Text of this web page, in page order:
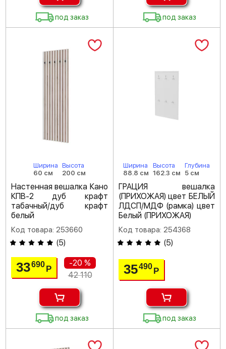
под заказ под заказ
Ширина
60 см
Высота
200 см
Настенная вешалка Кано
КПВ-2 дуб крафт
табачный/дуб крафт
белый
Код товара: 253660
(5)
33690Р
-20 %
42 110
под заказ
Ширина
88.8 см
Высота
162.3 см
Глубина
5 см
ГРАЦИЯ вешалка
(ПРИХОЖАЯ) цвет БЕЛЫЙ
ЛДСП/МДФ (рамка) цвет
Белый (ПРИХОЖАЯ)
Код товара: 254368
(5)
35490 Р
под заказ